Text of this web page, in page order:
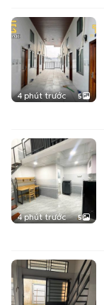
4 phút trước 5
4 phút trước 5